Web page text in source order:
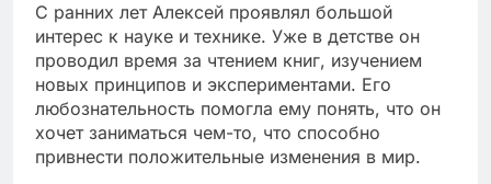
С ранних лет Алексей проявлял большой
интерес к науке и технике. Уже в детстве он
проводил время за чтением книг, изучением
новых принципов и экспериментами. Его
любознательность помогла ему понять, что он
хочет заниматься чем-то, что способно
привнести положительные изменения в мир.